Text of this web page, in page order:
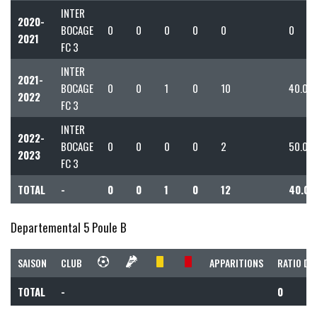
2020-
2021
INTER
BOCAGE
FC 3
0 0 0 0 0 0
2021-
2022
INTER
BOCAGE
FC 3
0 0 1 0 10 40.00
2022-
2023
INTER
BOCAGE
FC 3
0 0 0 0 2 50.00
TOTAL - 0 0 1 0 12 40.00
Departemental 5 Poule B
SAISON CLUB APPARITIONS RATIO
TOTAL - 0